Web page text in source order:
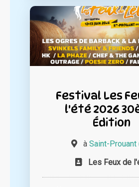
Festival Les
l'été 2026
Édition
à Saint-Prouant
Les Feux de